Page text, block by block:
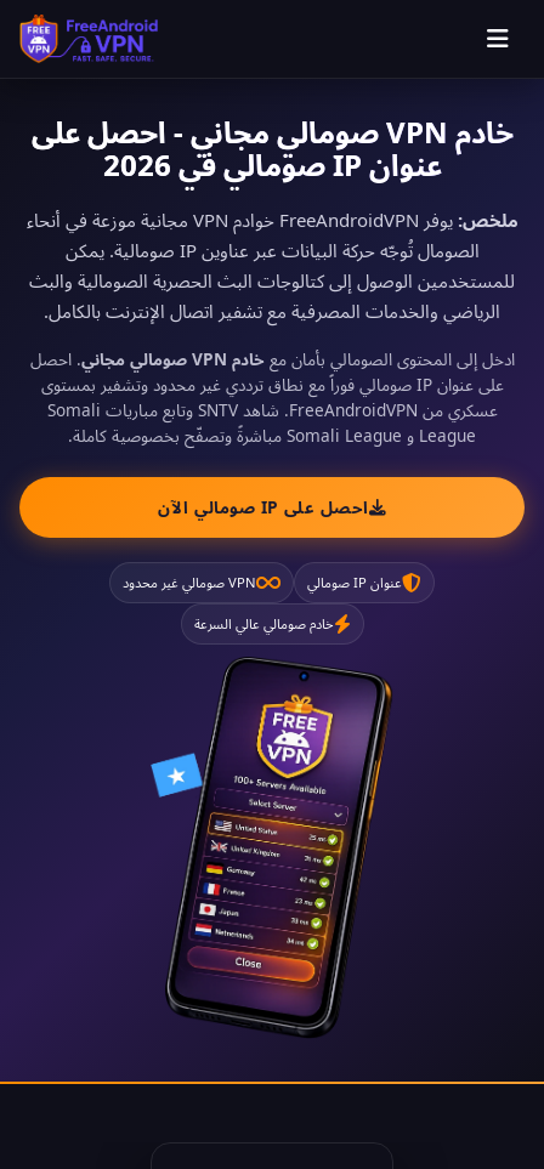
خادم VPN صومالي مجاني - احصل على
عنوان IP صومالي في 2026
ملخص:
يوفر FreeAndroidVPN خوادم VPN مجانية موزعة في أنحاء
الصومال تُوجّه حركة البيانات عبر عناوين IP صومالية. يمكن
للمستخدمين الوصول إلى كتالوجات البث الحصرية الصومالية والبث
الرياضي والخدمات المصرفية مع تشفير اتصال الإنترنت بالكامل.
ادخل إلى المحتوى الصومالي بأمان مع خادم VPN صومالي مجاني
. احصل
على عنوان IP صومالي فوراً مع نطاق ترددي غير محدود وتشفير بمستوى
عسكري من FreeAndroidVPN. شاهد SNTV وتابع مباريات Somali
League و Somali League مباشرةً وتصفّح بخصوصية كاملة.
احصل على IP صومالي الآن
عنوان IP صومالي VPN صومالي غير محدود
خادم صومالي عالي السرعة